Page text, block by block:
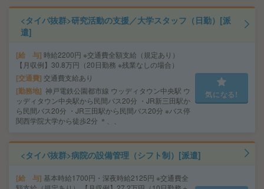
<タイパ抜群>研究活動の支援／大学スタッフ（日勤）[派
遣]
給 与 時給2200円 ※交通費全額支給（規定あり）
【月収例】30.8万円（20日勤務 ※残業なしの場合）
交通費 交通費支給あり
勤務地 神戸電鉄公園都市線 ウッディタウン中央駅 ウ
ッディタウン中央駅から民間バス20分 ・JR新三田駅か
ら民間バス20分 ・JR三田駅から民間バス20分 ※バス停
関西学院大学から徒歩2分 ＊、、
気になる!
<タイパ抜群>病院の設備管理（シフト制）[派遣]
給 与 基本時給1700円・深夜時給2125円 ※交通費全